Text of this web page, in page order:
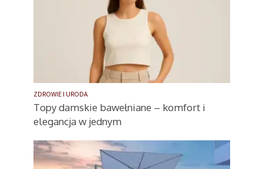
ZDROWIE I URODA
Topy damskie bawełniane – komfort i
elegancja w jednym